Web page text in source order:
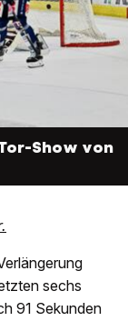
Show von
sechs
91 Sekunden